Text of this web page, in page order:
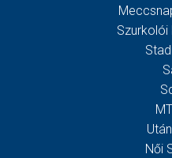
Szurkolói
Női